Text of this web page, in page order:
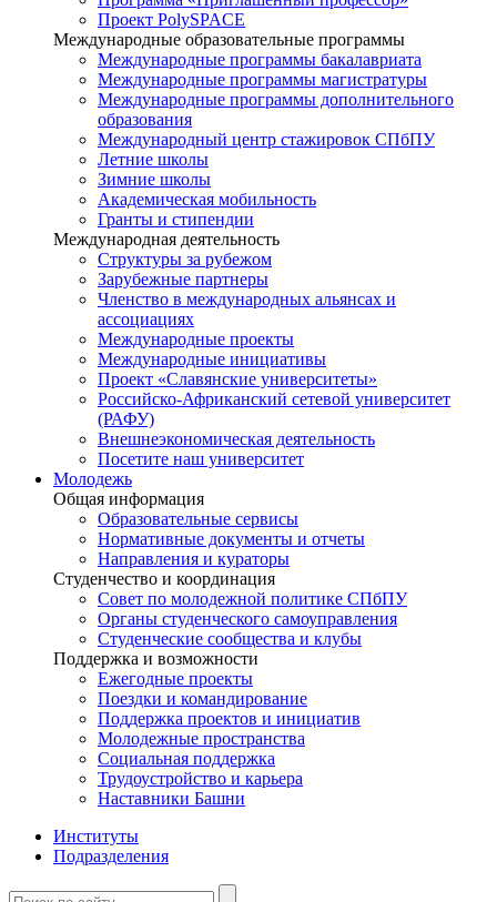
Проект PolySPACE
Международные образовательные программы
Международные программы бакалавриата
Международные программы магистратуры
Международные программы дополнительного
образования
Международный центр стажировок СПбПУ
Летние школы
Зимние школы
Академическая мобильность
Гранты и стипендии
Международная деятельность
Структуры за рубежом
Зарубежные партнеры
Членство в международных альянсах и
ассоциациях
Международные проекты
Международные инициативы
Проект «Славянские университеты»
Российско-Африканский сетевой университет
(РАФУ)
Внешнеэкономическая деятельность
Посетите наш университет
Молодежь
Общая информация
Образовательные сервисы
Нормативные документы и отчеты
Направления и кураторы
Студенчество и координация
Совет по молодежной политике СПбПУ
Органы студенческого самоуправления
Студенческие сообщества и клубы
Поддержка и возможности
Ежегодные проекты
Поездки и командирование
Поддержка проектов и инициатив
Молодежные пространства
Социальная поддержка
Трудоустройство и карьера
Наставники Башни
Институты
Подразделения